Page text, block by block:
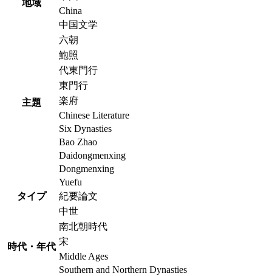
地域
China
主題
中国文学
六朝
鮑照
代東門行
東門行
楽府
Chinese Literature
Six Dynasties
Bao Zhao
Daidongmenxing
Dongmenxing
Yuefu
タイプ
紀要論文
時代・年代
中世
南北朝時代
宋
Middle Ages
Southern and Northern Dynasties